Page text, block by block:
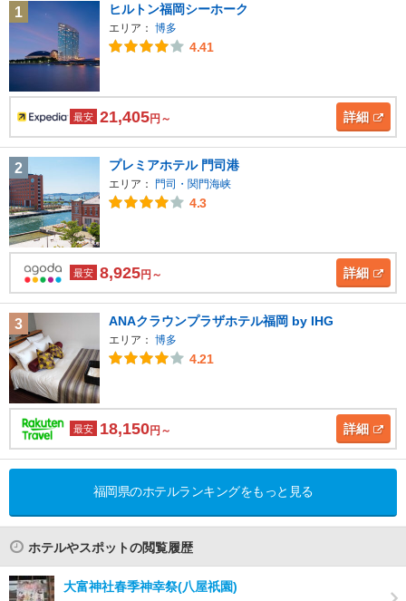
1
ヒルトン福岡シーホーク
エリア： 博多
4.41
最安 21,405円～ 詳細
2 プレミアホテル 門司港
エリア： 門司・関門海峡
4.3
最安 8,925円～ 詳細
3 ANAクラウンプラザホテル福岡 by IHG
エリア： 博多
4.21
最安 18,150円～ 詳細
福岡県のホテルランキングをもっと見る
ホテルやスポットの閲覧履歴
大富神社春季神幸祭(八屋祇園)